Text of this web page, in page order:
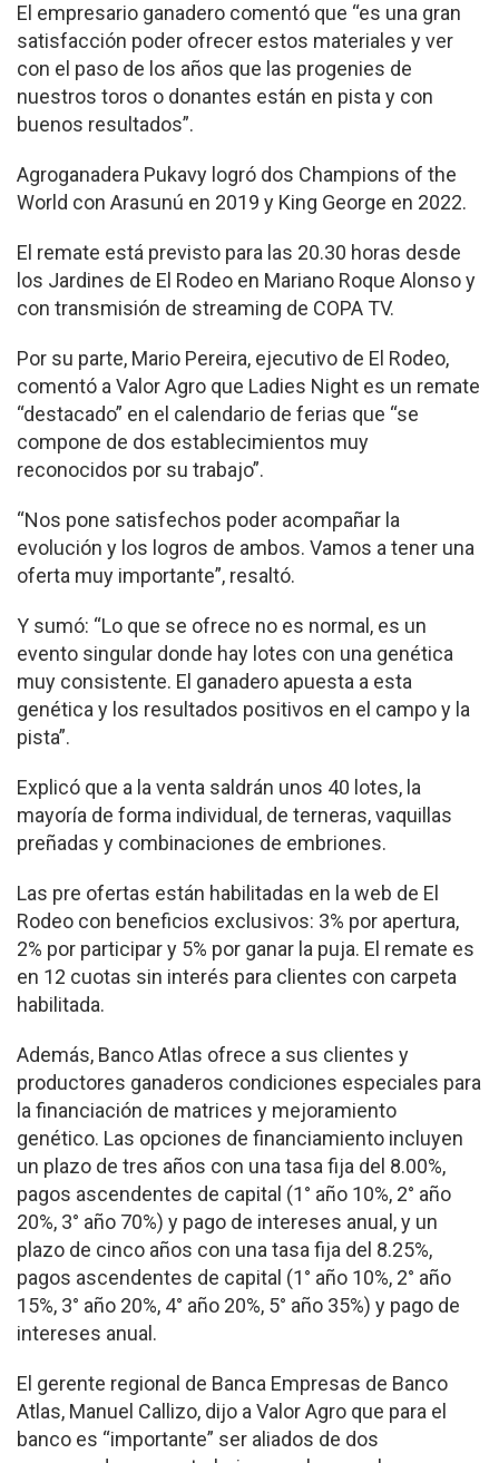
El empresario ganadero comentó que “es una gran
satisfacción poder ofrecer estos materiales y ver
con el paso de los años que las progenies de
nuestros toros o donantes están en pista y con
buenos resultados”.
Agroganadera Pukavy logró dos Champions of the
World con Arasunú en 2019 y King George en 2022.
El remate está previsto para las 20.30 horas desde
los Jardines de El Rodeo en Mariano Roque Alonso y
con transmisión de streaming de COPA TV.
Por su parte, Mario Pereira, ejecutivo de El Rodeo,
comentó a Valor Agro que Ladies Night es un remate
“destacado” en el calendario de ferias que “se
compone de dos establecimientos muy
reconocidos por su trabajo”.
“Nos pone satisfechos poder acompañar la
evolución y los logros de ambos. Vamos a tener una
oferta muy importante”, resaltó.
Y sumó: “Lo que se ofrece no es normal, es un
evento singular donde hay lotes con una genética
muy consistente. El ganadero apuesta a esta
genética y los resultados positivos en el campo y la
pista”.
Explicó que a la venta saldrán unos 40 lotes, la
mayoría de forma individual, de terneras, vaquillas
preñadas y combinaciones de embriones.
Las pre ofertas están habilitadas en la web de El
Rodeo con beneficios exclusivos: 3% por apertura,
2% por participar y 5% por ganar la puja. El remate es
en 12 cuotas sin interés para clientes con carpeta
habilitada.
Además, Banco Atlas ofrece a sus clientes y
productores ganaderos condiciones especiales para
la financiación de matrices y mejoramiento
genético. Las opciones de financiamiento incluyen
un plazo de tres años con una tasa fija del 8.00%,
pagos ascendentes de capital (1° año 10%, 2° año
20%, 3° año 70%) y pago de intereses anual, y un
plazo de cinco años con una tasa fija del 8.25%,
pagos ascendentes de capital (1° año 10%, 2° año
15%, 3° año 20%, 4° año 20%, 5° año 35%) y pago de
intereses anual.
El gerente regional de Banca Empresas de Banco
Atlas, Manuel Callizo, dijo a Valor Agro que para el
banco es “importante” ser aliados de dos